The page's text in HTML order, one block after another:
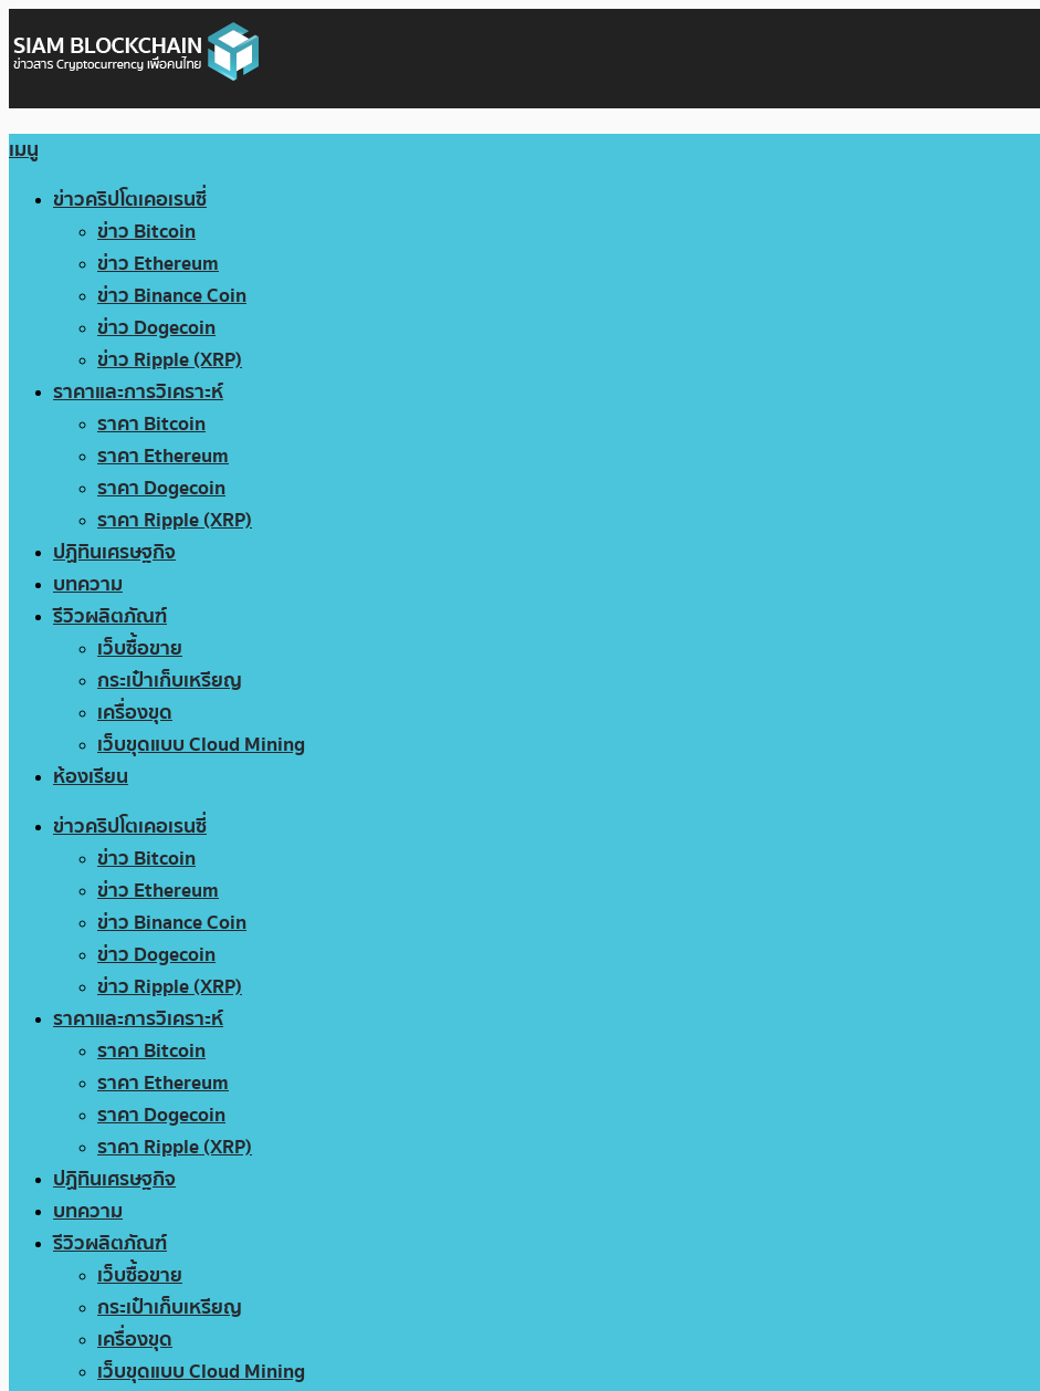
เมนู
ข่าวคริปโตเคอเรนซี่
ข่าว Bitcoin
ข่าว Ethereum
ข่าว Binance Coin
ข่าว Dogecoin
ข่าว Ripple (XRP)
ราคาและการวิเคราะห์
ราคา Bitcoin
ราคา Ethereum
ราคา Dogecoin
ราคา Ripple (XRP)
ปฏิทินเศรษฐกิจ
บทความ
รีวิวผลิตภัณฑ์
เว็บซื้อขาย
กระเป๋าเก็บเหรียญ
เครื่องขุด
เว็บขุดแบบ Cloud Mining
ห้องเรียน
ข่าวคริปโตเคอเรนซี่
ข่าว Bitcoin
ข่าว Ethereum
ข่าว Binance Coin
ข่าว Dogecoin
ข่าว Ripple (XRP)
ราคาและการวิเคราะห์
ราคา Bitcoin
ราคา Ethereum
ราคา Dogecoin
ราคา Ripple (XRP)
ปฏิทินเศรษฐกิจ
บทความ
รีวิวผลิตภัณฑ์
เว็บซื้อขาย
กระเป๋าเก็บเหรียญ
เครื่องขุด
เว็บขุดแบบ Cloud Mining